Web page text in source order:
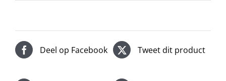
Deel op Facebook Tweet dit product